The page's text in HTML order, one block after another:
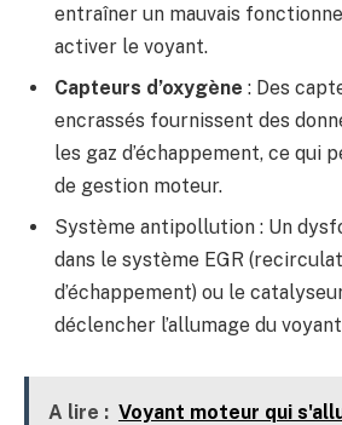
entraîner un mauvais
activer le voyant.
Capteurs d’oxygène : Des
encrassés fournissent des
les gaz d’échappement, ce qui
de gestion moteur.
Système antipollution : Un
dans le système EGR
d’échappement) ou le
déclencher l’allumage du
A lire : Voyant moteur qui